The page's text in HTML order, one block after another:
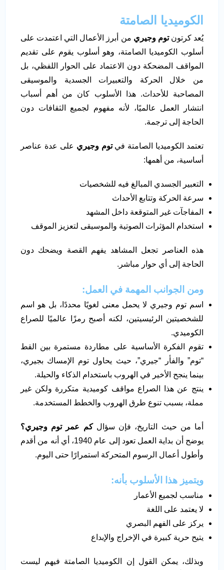
الكوميديا الصامتة
يُعد كرتونتوم وجيري من أبرز الأعمال التي اعتمدت على
أسلوب الكوميديا الصامتة، وهو أسلوب يقوم على تقديم
المواقف المضحكة دون الاعتماد على الحوار اللفظي، بل
من خلال الحركة والتعبيرات الجسدية والموسيقى
المصاحبة للأحداث. هذا الأسلوب كان من أهم أسباب
انتشار العمل عالميًا، لأنه مفهوم لجميع الثقافات دون
الحاجة إلى ترجمة.
تعتمد الكوميديا الصامتة فيتوم وجيري على عدة عناصر
أساسية، من أهمها:
التعبير الجسدي المبالغ فيه للشخصيات
سرعة الحركة وتتابع الأحداث
المفاجآت غير المتوقعة داخل المشهد
استخدام المؤثرات الصوتية والموسيقى لتعزيز الموقف
هذه العناصر تجعل المشاهد يفهم القصة ويضحك دون
الحاجة إلى أي حوار مباشر.
ومن الجوانب المهمة في العمل:
اسم توم وجيري لا يحمل معنى لغويًا محددًا، بل هو اسم
للشخصيتين الرئيسيتين، لكنه أصبح رمزًا عالميًا للصراع
الكوميدي.
تقوم الفكرة الأساسية على مطاردة مستمرة بين القط
“توم” والفأر “جيري”، حيث يحاول توم الإمساك بجيري،
بينما ينجح الأخير في الهروب باستخدام الذكاء والحيلة.
ينتج عن هذا الصراع مواقف كوميدية متكررة ولكن غير
مملة، بسبب تنوع طرق الهروب والخطط المستخدمة.
أما من حيث التاريخ، فإن سؤالكم عمر توم وجيري؟
يوضح أن بداية العمل تعود إلى عام 1940، أي أنه من أقدم
وأطول أعمال الرسوم المتحركة استمرارًا حتى اليوم.
ويتميز هذا الأسلوب بأنه:
مناسب لجميع الأعمار
لا يعتمد على اللغة
يركز على الفهم البصري
يتيح حرية كبيرة في الإخراج والإبداع
وبذلك، يمكن القول إن الكوميديا الصامتة فيهم ليست